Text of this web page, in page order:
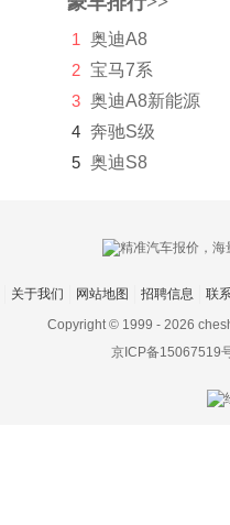
1
奥迪A8
2 宝马7系
3 奥迪A8新能源
4 奔驰S级
5 奥迪S8
关于我们 网站地图 招聘信息
联
Copyright © 1999 - 2026
京ICP备15067519